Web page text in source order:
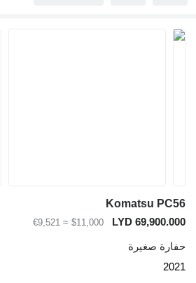
Komatsu
LYD
$11,000
≈ €9,521
صغيرة